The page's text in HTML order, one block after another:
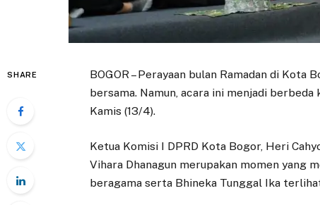
SHARE
BOGOR – Perayaan bulan Ramadan di
bersama. Namun, acara ini menjadi
Kamis (13/4).
Ketua Komisi I DPRD Kota Bogor, Heri
Vihara Dhanagun merupakan momen yang
beragama serta Bhineka Tunggal Ika